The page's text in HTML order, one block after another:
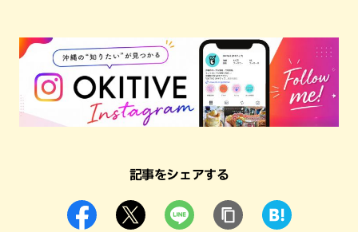
記事をシェアする